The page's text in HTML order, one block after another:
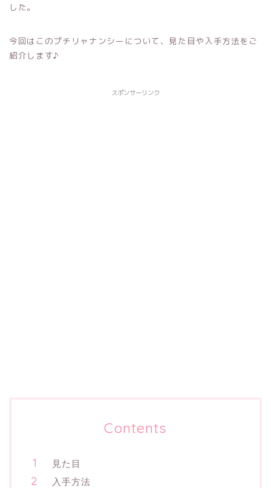
した。
今回はこのプチリャナンシーについて、見た目や入手方法をご
紹介します♪
スポンサーリンク
Contents
見た目
入手方法